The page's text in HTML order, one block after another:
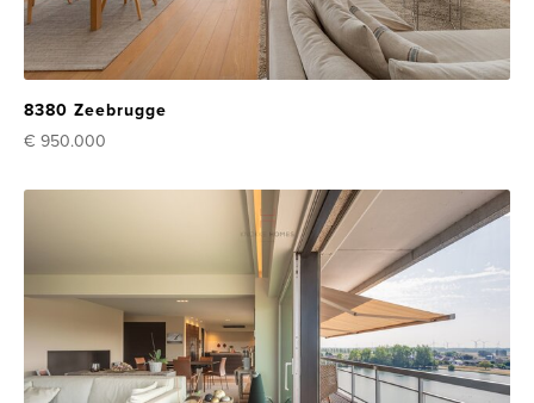
8380 Zeebrugge
€ 950.000